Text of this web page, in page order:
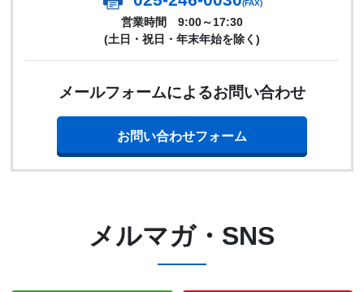
(FAX)
営業時間 9:00～17:30
(土日・祝日・年末年始を除く)
メールフォームによるお問い合わせ
お問い合わせフォーム
メルマガ・SNS